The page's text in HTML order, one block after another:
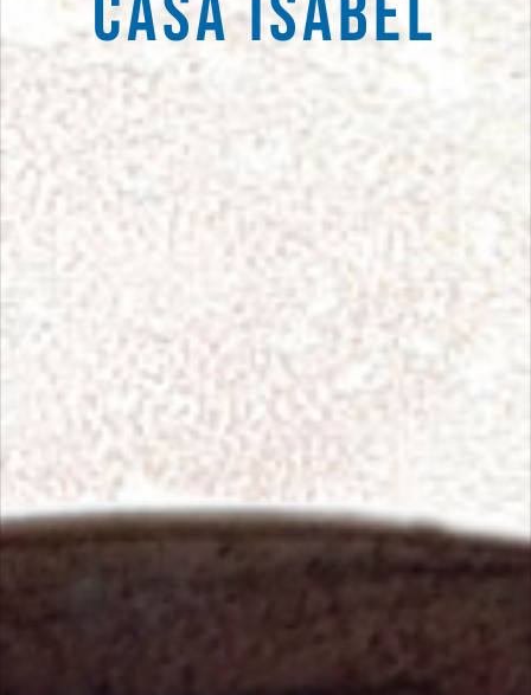
CASA ISABEL